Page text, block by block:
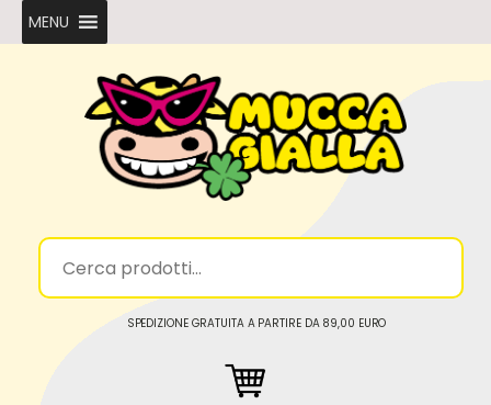
MENU
SPEDIZIONE GRATUITA A PARTIRE DA 89,00 EURO